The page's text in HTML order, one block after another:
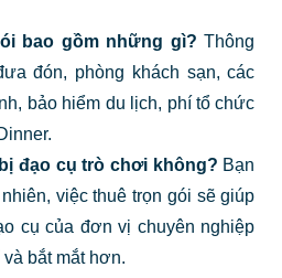
bao gồm những gì? Thông
đón, phòng khách sạn, các
bảo hiểm du lịch, phí tổ chức
đạo cụ trò chơi không? Bạn
việc thuê trọn gói sẽ giúp
cụ của đơn vị chuyên nghiệp
bắt mắt hơn.